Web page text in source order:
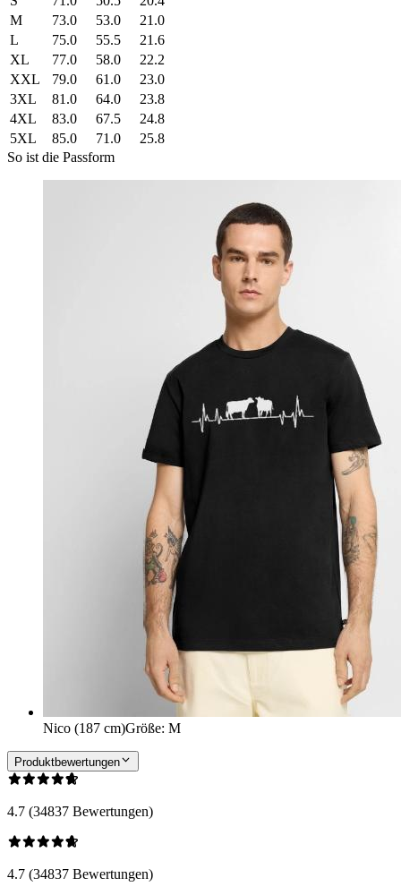
M
73.0 53.0
21.0
L
75.0 55.5
21.6
XL
77.0 58.0
22.2
XXL
79.0 61.0
23.0
3XL
81.0 64.0
23.8
4XL
83.0 67.5
24.8
5XL
85.0 71.0
25.8
So ist die Passform
Nico (187 cm)Größe: M
Produktbewertungen
4.7 (34837 Bewertungen)
4.7 (34837 Bewertungen)